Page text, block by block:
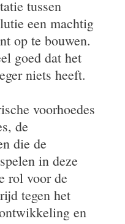
tussen
een machtig
op te bouwen.
goed dat het
niets heeft.
voorhoedes
de
die de
in deze
rol voor de
tegen het
en